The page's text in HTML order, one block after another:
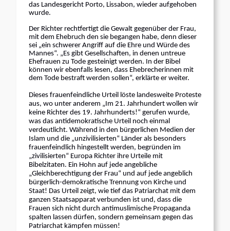
das Landesgericht Porto, Lissabon, wieder aufgehoben
wurde.
Der Richter rechtfertigt die Gewalt gegenüber der Frau,
mit dem Ehebruch den sie begangen habe, denn dieser
sei „ein schwerer Angriff auf die Ehre und Würde des
Mannes“. „Es gibt Gesellschaften, in denen untreue
Ehefrauen zu Tode gesteinigt werden. In der Bibel
können wir ebenfalls lesen, dass Ehebrecherinnen mit
dem Tode bestraft werden sollen“, erklärte er weiter.
Dieses frauenfeindliche Urteil löste landesweite Proteste
aus, wo unter anderem „Im 21. Jahrhundert wollen wir
keine Richter des 19. Jahrhunderts!“ gerufen wurde,
was das antidemokratische Urteil noch einmal
verdeutlicht. Während in den bürgerlichen Medien der
Islam und die „unzivilisierten“ Länder als besonders
frauenfeindlich hingestellt werden, begründen im
„zivilisierten“ Europa Richter ihre Urteile mit
Bibelzitaten. Ein Hohn auf jede angebliche
„Gleichberechtigung der Frau“ und auf jede angeblich
bürgerlich-demokratische Trennung von Kirche und
Staat! Das Urteil zeigt, wie tief das Patriarchat mit dem
ganzen Staatsapparat verbunden ist und, dass die
Frauen sich nicht durch antimuslimische Propaganda
spalten lassen dürfen, sondern gemeinsam gegen das
Patriarchat kämpfen müssen!